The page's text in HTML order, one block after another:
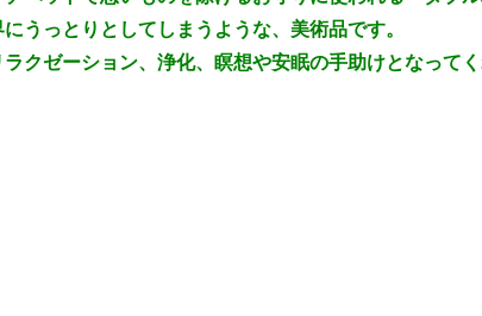
うっとりとしてしまうような、美術品です。
クゼーション、浄化、瞑想や安眠の手助けとなってく